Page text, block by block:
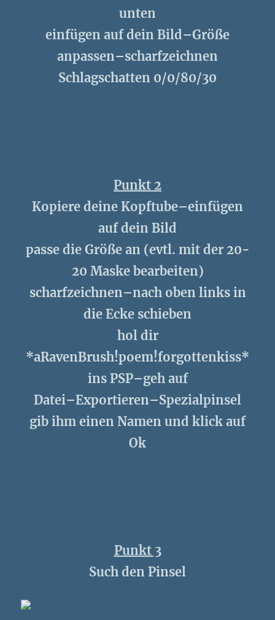
unten
einfügen auf dein Bild–Größe
anpassen–scharfzeichnen
Schlagschatten 0/0/80/30
Punkt 2
Kopiere deine Kopftube–einfügen
auf dein Bild
passe die Größe an (evtl. mit der 20-
20 Maske bearbeiten)
scharfzeichnen–nach oben links in
die Ecke schieben
hol dir
*aRavenBrush!poem!forgottenkiss*
ins PSP–geh auf
Datei–Exportieren–Spezialpinsel
gib ihm einen Namen und klick auf
Ok
Punkt 3
Such den Pinsel